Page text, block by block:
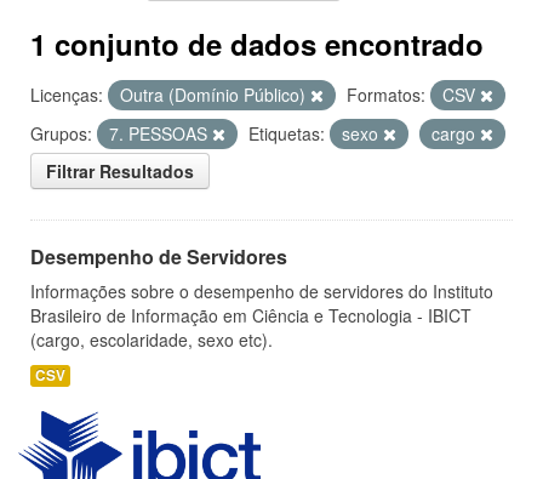
1 conjunto de dados encontrado
Licenças: Outra (Domínio Público) Formatos:
CSV
Grupos:
7. PESSOAS Etiquetas: sexo
cargo
Filtrar Resultados
Desempenho de Servidores
Informações sobre o desempenho de servidores do Instituto
Brasileiro de Informação em Ciência e Tecnologia - IBICT
(cargo, escolaridade, sexo etc).
CSV